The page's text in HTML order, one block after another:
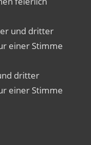
und dritter
einer Stimme
dritter
einer Stimme